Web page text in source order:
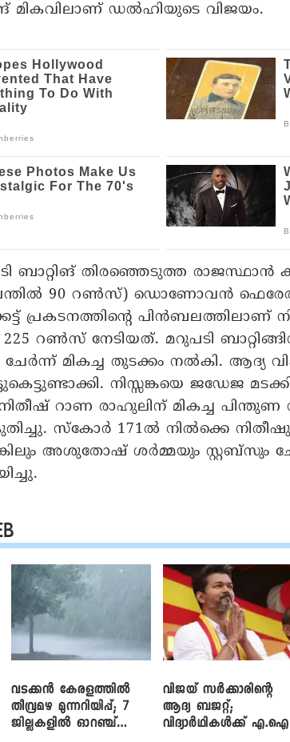
മികവിലാണ് ഡൽഹിയുടെ വിജയം.
ബാറ്റിങ് തിരഞ്ഞെടുത്ത രാജസ്ഥാൻ
പന്തിൽ 90 റൺസ്) ഡൊണോവൻ
പ്രകടനത്തിന്റെ പിൻബലത്തിലാണ്
225 റൺസ് നേടിയത്. മറുപടി
മികച്ച തുടക്കം നൽകി. ആദ്യ
നിസ്സങ്കയെ ജഡേജ
നിതീഷ് റാണ രാഹുലിന് മികച്ച
സ്‌കോർ 171ൽ നിൽക്കെ നിതീഷും
അശുതോഷ് ശർമ്മയും സ്റ്റബ്‌സും
വടക്കൻ കേരളത്തിൽ
തീവ്രമഴ മുന്നറിയിപ്പ്; 7
ജില്ലകളിൽ ഓറഞ്ച്
വിജയ് സർക്കാരിന്റെ
ആദ്യ ബജറ്റ്;
വിദ്യാർഥികൾക്ക് എ.ഐ